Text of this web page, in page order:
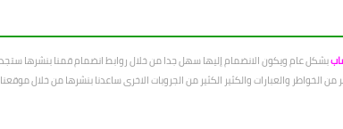
بشكل عام ويكون الانضمام إليها سهل جدا من خلال روابط انضمام قمنا بنشرها
الخواطر والعبارات والكثير الكثير من الجروبات الاخرى ساعدنا بنشرها من خلال